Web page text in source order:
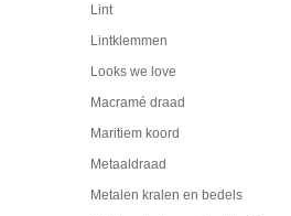
Lint
Lintklemmen
Looks we love
Macramé draad
Maritiem koord
Metaaldraad
Metalen kralen en bedels